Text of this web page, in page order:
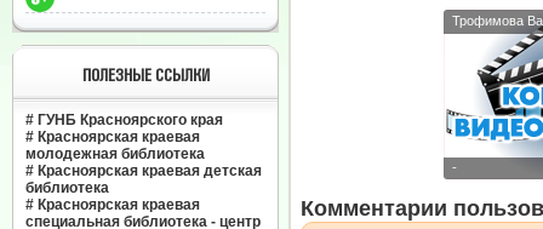
ПОЛЕЗНЫЕ ССЫЛКИ
# ГУНБ Красноярского края
# Красноярская краевая
молодежная библиотека
# Красноярская краевая детская
библиотека
# Красноярская краевая
специальная библиотека - центр
Трофимова
-
Комментарии